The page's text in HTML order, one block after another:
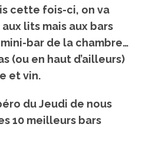
cette fois-ci, on va
aux lits mais aux bars
bar de la chambre…
(ou en haut d’ailleurs)
et vin.
du Jeudi de nous
10 meilleurs bars